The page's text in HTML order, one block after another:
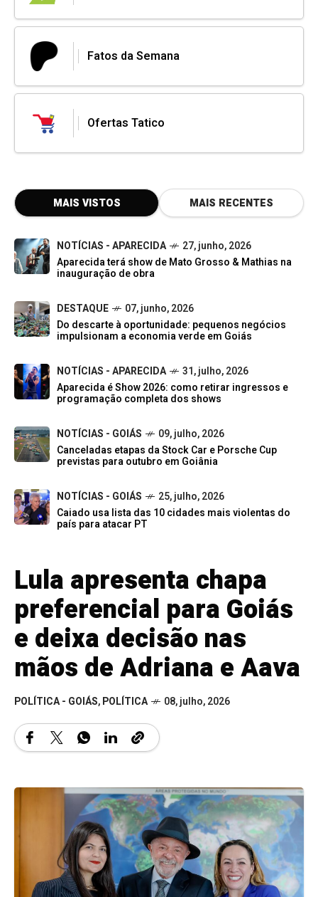
Fatos da Semana
Ofertas Tatico
MAIS VISTOS MAIS RECENTES
NOTÍCIAS - APARECIDA
27, junho, 2026
Aparecida terá show de Mato Grosso & Mathias na
inauguração de obra
DESTAQUE
07, junho, 2026
Do descarte à oportunidade: pequenos negócios
impulsionam a economia verde em Goiás
NOTÍCIAS - APARECIDA
31, julho, 2026
Aparecida é Show 2026: como retirar ingressos e
programação completa dos shows
NOTÍCIAS - GOIÁS
09, julho, 2026
Canceladas etapas da Stock Car e Porsche Cup
previstas para outubro em Goiânia
NOTÍCIAS - GOIÁS
25, julho, 2026
Caiado usa lista das 10 cidades mais violentas do
país para atacar PT
Lula apresenta chapa
preferencial para Goiás
e deixa decisão nas
mãos de Adriana e Aava
POLÍTICA - GOIÁS,POLÍTICA 08, julho, 2026